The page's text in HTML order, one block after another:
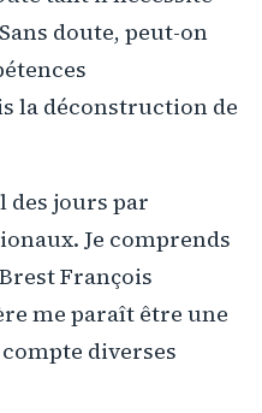
doute, peut-on
la déconstruction de
des jours par
Je comprends
François
me paraît être une
diverses